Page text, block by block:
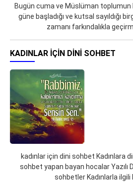
Bugün cuma ve Müslüman toplumun
güne başladığı ve kutsal sayıldığı
zamanı farkındalıkla
KADINLAR IÇIN DINI SOHBET
kadınlar için dini sohbet Kadınlara
sohbet yapan bayan hocalar Yazılı
sohbetler Kadınlarla ilgili